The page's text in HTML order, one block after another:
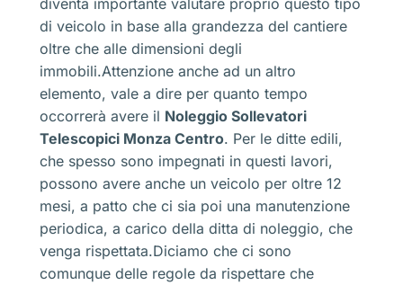
di veicolo in base alla grandezza del cantiere
oltre che alle dimensioni degli
immobili.Attenzione anche ad un altro
elemento, vale a dire per quanto tempo
occorrerà avere il Noleggio Sollevatori
Telescopici Monza Centro. Per le ditte edili,
che spesso sono impegnati in questi lavori,
possono avere anche un veicolo per oltre 12
mesi, a patto che ci sia poi una manutenzione
periodica, a carico della ditta di noleggio, che
venga rispettata.Diciamo che ci sono
comunque delle regole da rispettare che